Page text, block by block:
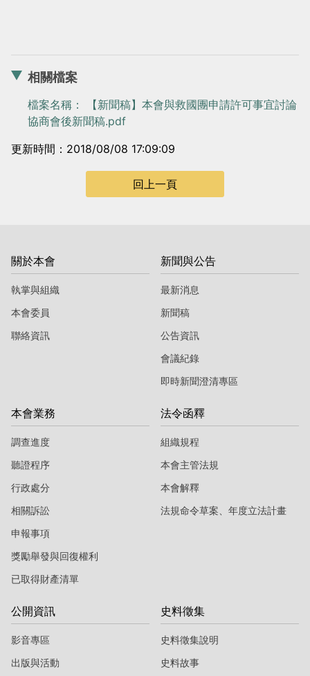
相關檔案
檔案名稱： 【新聞稿】本會與救國團申請許可事宜討論
協商會後新聞稿.pdf
更新時間：2018/08/08 17:09:09
回上一頁
關於本會
執掌與組織
本會委員
聯絡資訊
新聞與公告
最新消息
新聞稿
公告資訊
會議紀錄
即時新聞澄清專區
本會業務
調查進度
聽證程序
行政處分
相關訴訟
申報事項
獎勵舉發與回復權利
已取得財產清單
法令函釋
組織規程
本會主管法規
本會解釋
法規命令草案、年度立法計畫
公開資訊
影音專區
出版與活動
史料徵集
史料徵集說明
史料故事